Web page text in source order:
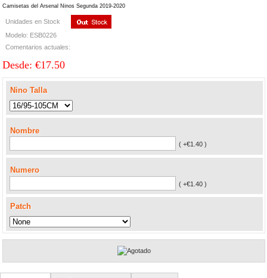
Camisetas del Arsenal Ninos Segunda 2019-2020
Unidades en Stock
Modelo: ESB0226
Comentarios actuales:
Desde: €17.50
Nino Talla
Nombre
( +€1.40 )
Numero
( +€1.40 )
Patch